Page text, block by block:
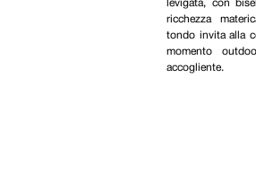
levigata, con
ricchezza
tondo invita alla
momento
accogliente.